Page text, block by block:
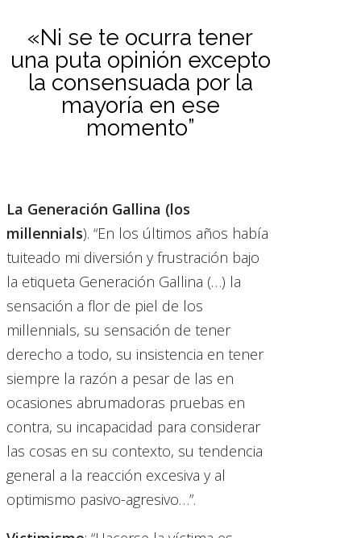
«Ni se te ocurra tener
una puta opinión excepto
la consensuada por la
mayoría en ese
momento”
La Generación Gallina (los
millennials). “En los últimos años había
tuiteado mi diversión y frustración bajo
la etiqueta Generación Gallina (…) la
sensación a flor de piel de los
millennials, su sensación de tener
derecho a todo, su insistencia en tener
siempre la razón a pesar de las en
ocasiones abrumadoras pruebas en
contra, su incapacidad para considerar
las cosas en su contexto, su tendencia
general a la reacción excesiva y al
optimismo pasivo-agresivo…”.